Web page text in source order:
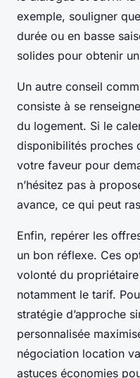
exemple, souligner
durée ou en basse
solides pour obtenir
Un autre conseil
consiste à se
du logement. Si le
disponibilités proches
votre faveur pour
n’hésitez pas à
avance, ce qui peut
Enfin, repérer les
un bon réflexe. Ces
volonté du
notamment le tarif.
stratégie d’approche
personnalisée
négociation location
astuces économies